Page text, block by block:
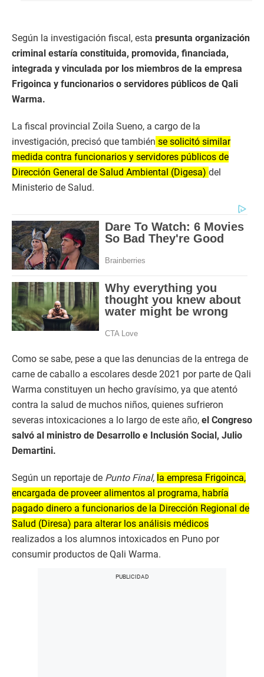
Según la investigación fiscal, esta presunta organización
criminal estaría constituida, promovida, financiada,
integrada y vinculada por los miembros de la empresa
Frigoinca y funcionarios o servidores públicos de Qali
Warma.
La fiscal provincial Zoila Sueno, a cargo de la
investigación, precisó que también se solicitó similar
medida contra funcionarios y servidores públicos de
Dirección General de Salud Ambiental (Digesa) del
Ministerio de Salud.
Como se sabe, pese a que las denuncias de la entrega de
carne de caballo a escolares desde 2021 por parte de Qali
Warma constituyen un hecho gravísimo, ya que atentó
contra la salud de muchos niños, quienes sufrieron
severas intoxicaciones a lo largo de este año, el Congreso
salvó al ministro de Desarrollo e Inclusión Social, Julio
Demartini.
Según un reportaje de Punto Final, la empresa Frigoinca,
encargada de proveer alimentos al programa, habría
pagado dinero a funcionarios de la Dirección Regional de
Salud (Diresa) para alterar los análisis médicos
realizados a los alumnos intoxicados en Puno por
consumir productos de Qali Warma.